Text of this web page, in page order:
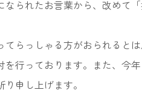
られたお言葉から、改めて
らっしゃる方がおられると
行っております。また、今
申し上げます。